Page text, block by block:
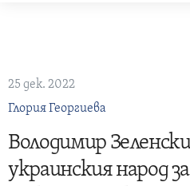
25 дек. 2022
Глория Георгиева
Володимир
украинския народ